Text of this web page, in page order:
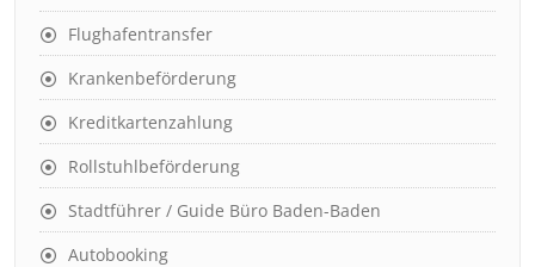
Flughafentransfer
Krankenbeförderung
Kreditkartenzahlung
Rollstuhlbeförderung
Stadtführer / Guide Büro Baden-Baden
Autobooking